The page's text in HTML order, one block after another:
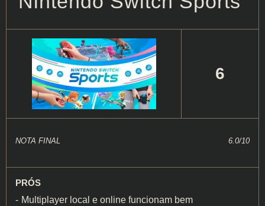
6
NOTA FINAL 6.0/10
PRÓS
Multiplayer local e online funcionam bem